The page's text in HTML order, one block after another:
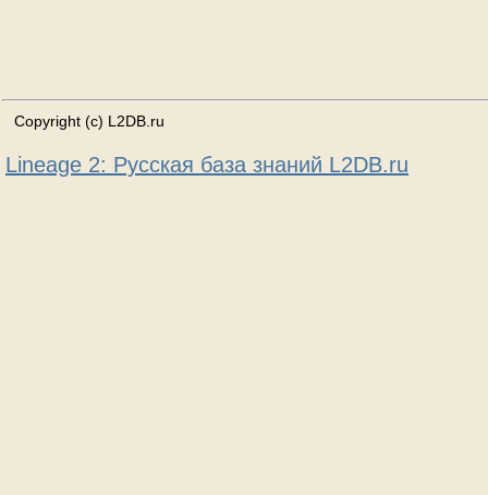
Copyright (c) L2DB.ru
Lineage 2: Русская база знаний L2DB.ru